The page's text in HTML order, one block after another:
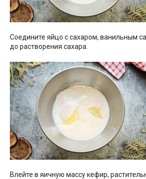
Соедините яйцо с сахаром, ванильным
до растворения сахара.
Влейте в яичную массу кефир,